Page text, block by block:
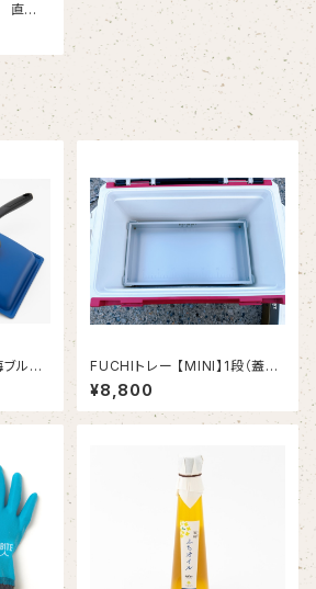
径1
ブル
FUCHIトレー 【MINI】1段（蓋無
し）
¥8,800